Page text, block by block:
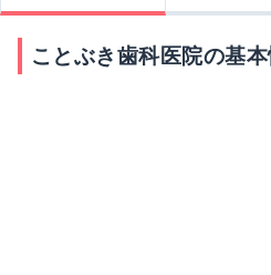
ことぶき歯科医院の基